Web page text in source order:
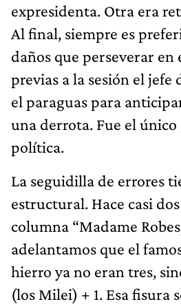
expresidenta. Otra era
Al final, siempre es
daños que perseverar en
previas a la sesión el jefe
el paraguas para
una derrota. Fue el único
política.
La seguidilla de errores
estructural. Hace casi
columna “Madame
adelantamos que el
hierro ya no eran tres,
(los Milei) + 1. Esa fisura